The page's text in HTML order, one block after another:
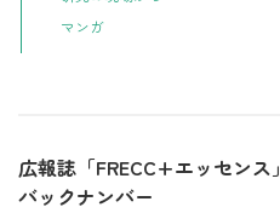
マンガ
広報誌「FRECC+エッセンス」
バックナンバー